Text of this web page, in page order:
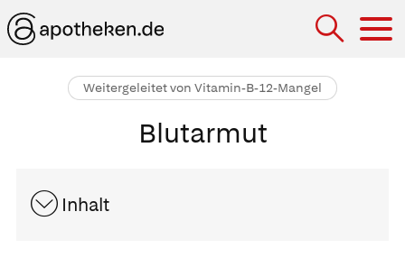
Weitergeleitet von Vitamin-B-12-Mangel
Blutarmut
Inhalt